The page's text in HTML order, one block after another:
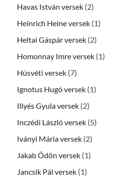
Havas István versek (2)
Heinrich Heine versek (1)
Heltai Gáspár versek (2)
Homonnay Imre versek (1)
Húsvéti versek (7)
Ignotus Hugó versek (1)
Illyés Gyula versek (2)
Inczédi László versek (5)
Iványi Mária versek (2)
Jakab Ödön versek (1)
Jancsik Pál versek (1)